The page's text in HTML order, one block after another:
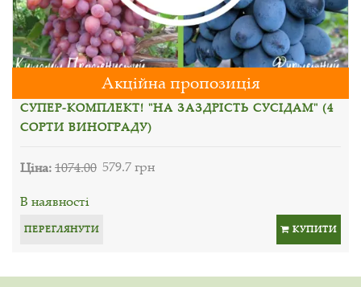
Акційна пропозиція
СУПЕР-КОМПЛЕКТ! "НА ЗАЗДРІСТЬ СУСІДАМ" (4
СОРТИ ВИНОГРАДУ)
Ціна:1074.00 579.7 грн
В наявності
ПЕРЕГЛЯНУТИ КУПИТИ